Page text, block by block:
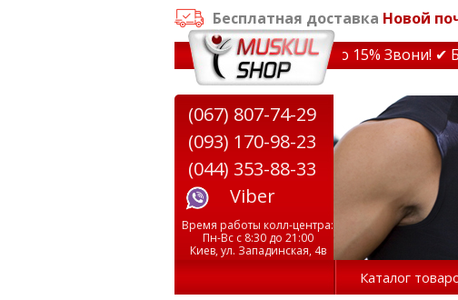
Бесплатная доставка Новой
✔ Скидки на тренажеры до 15% Звони! ✔
(067) 807-74-29
(093) 170-98-23
(044) 353-88-33
Viber
Время работы колл-центра:
Пн-Вс с 8:30 до 21:00
Киев, ул. Западинская, 4в
Каталог